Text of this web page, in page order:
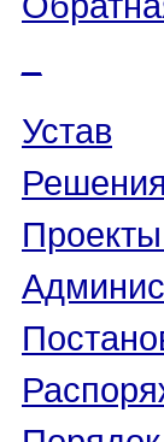
Устав
Решения